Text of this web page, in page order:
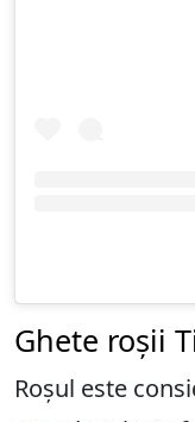
Ghete roșii
Roșul este